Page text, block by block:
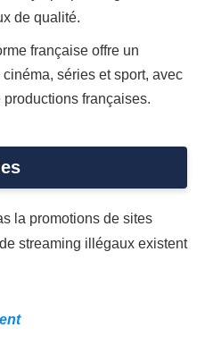
de qualité.
française offre un
séries et sport, avec
françaises.
la promotions de sites
streaming illégaux existent